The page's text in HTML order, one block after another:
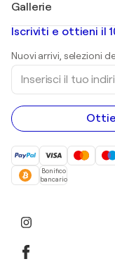
Banksy
Mr. Brainwash
Shepard Fairey
Quadri astratti in
Dipinti di paesaggi
sculture
Dipinti acrilici
Gallerie
Gallerie d’arte in
Iscriviti e ottieni il
Nuovi arrivi, selezioni
Inserisci
tuo
indirizzo
email
Bonifico
bancario